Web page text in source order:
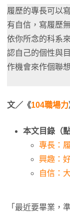
履歷的專長可以
有自信，寫履歷
依你所念的科系
認自己的個性與
作機會來作個聯
文／《104職場力
本文目錄（
專長：
興趣：
自信：
「最近要畢業，